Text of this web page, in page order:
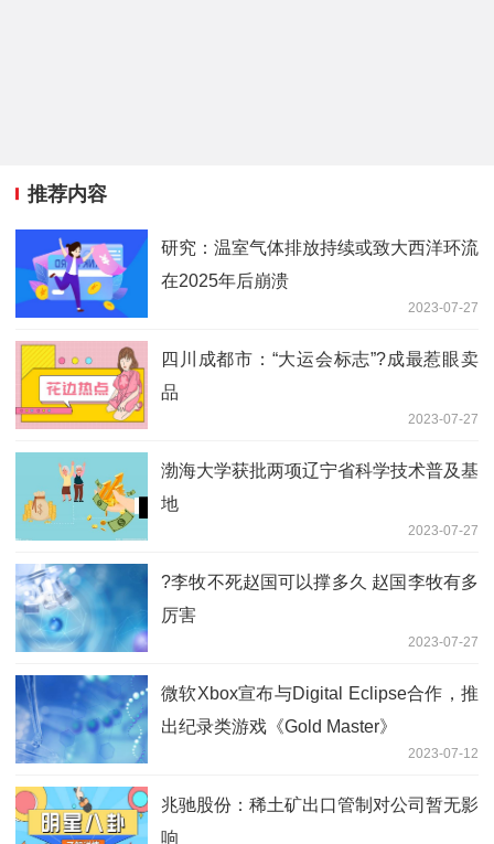
推荐内容
研究：温室气体排放持续或致大西洋环流
在2025年后崩溃
2023-07-27
四川成都市：“大运会标志”?成最惹眼卖
品
2023-07-27
渤海大学获批两项辽宁省科学技术普及基
地
2023-07-27
?李牧不死赵国可以撑多久 赵国李牧有多
厉害
2023-07-27
微软Xbox宣布与Digital Eclipse合作，推
出纪录类游戏《Gold Master》
2023-07-12
兆驰股份：稀土矿出口管制对公司暂无影
响